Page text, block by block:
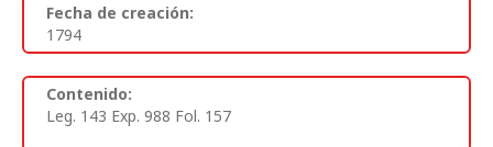
Fecha de creación:
1794
Contenido:
Leg. 143 Exp. 988 Fol. 157